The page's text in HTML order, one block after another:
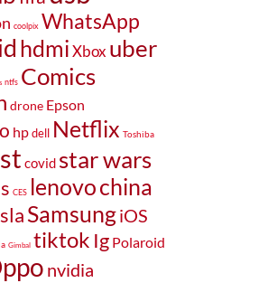
coolpix WhatsApp
hdmiXbox uber
ntfs Comics
drone Epson
hp dell Netflix Toshiba
covid star wars
CES lenovochina
SamsungiOS
Gimbal tiktok Ig Polaroid
nvidia